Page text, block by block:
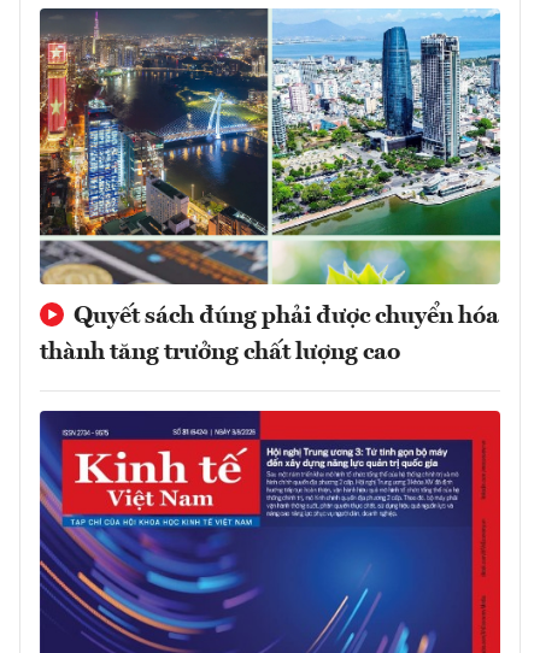
Quyết sách đúng phải được chuyển hóa
thành tăng trưởng chất lượng cao